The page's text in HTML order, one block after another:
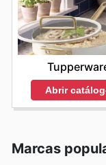
Abrir
Marcas